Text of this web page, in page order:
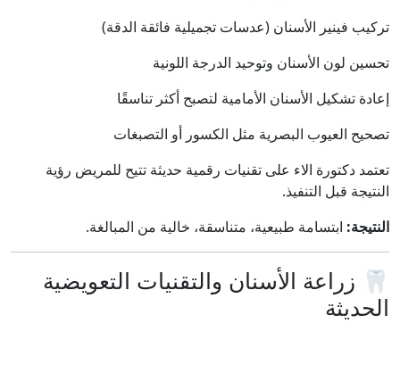
تركيب فينير الأسنان (عدسات تجميلية فائقة الدقة)
تحسين لون الأسنان وتوحيد الدرجة اللونية
إعادة تشكيل الأسنان الأمامية لتصبح أكثر تناسقًا
تصحيح العيوب البصرية مثل الكسور أو التصبغات
تعتمد دكتورة الاء على تقنيات رقمية حديثة تتيح للمريض رؤية
النتيجة قبل التنفيذ.
النتيجة: ابتسامة طبيعية، متناسقة، خالية من المبالغة.
🦷 زراعة الأسنان والتقنيات التعويضية
الحديثة